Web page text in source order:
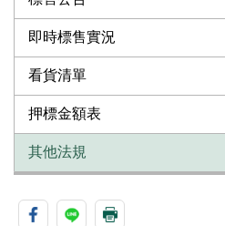
即時標售實況
看貨清單
押標金額表
其他法規